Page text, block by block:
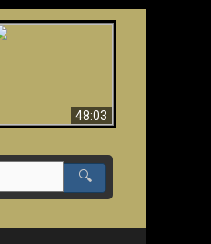
48:03
🔍